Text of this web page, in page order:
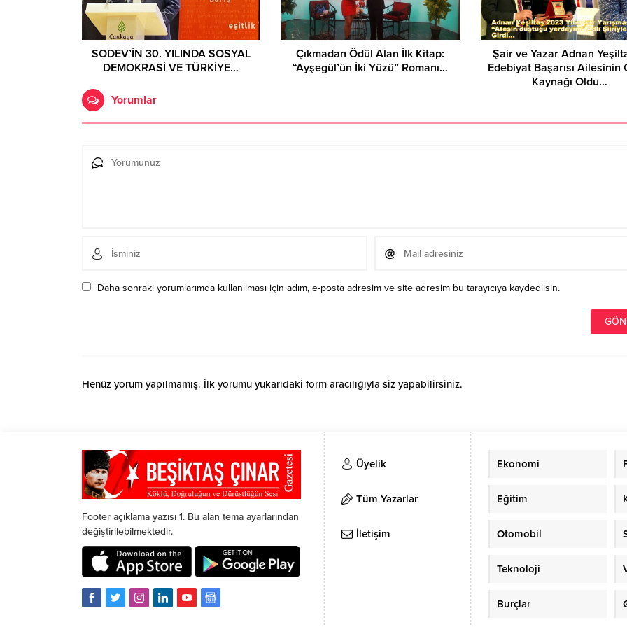
SODEV’İN 30. YILINDA SOSYAL
DEMOKRASİ VE TÜRKİYE…
Çıkmadan Ödül Alan İlk Kitap:
“Ayşegül’ün İki Yüzü” Romanı…
Şair ve Yazar Adnan
Edebiyat Başarısı Ailesinin
Kaynağı Oldu…
Yorumlar
Daha sonraki yorumlarımda kullanılması için adım, e-posta adresim ve site adresim bu tarayıcıya kaydedilsin.
Henüz yorum yapılmamış. İlk yorumu yukarıdaki form aracılığıyla siz yapabilirsiniz.
Footer açıklama yazısı 1. Bu alan tema ayarlarından
değiştirilebilmektedir.
Üyelik
Tüm Yazarlar
İletişim
Ekonomi
Eğitim
Otomobil
Teknoloji
Burçlar